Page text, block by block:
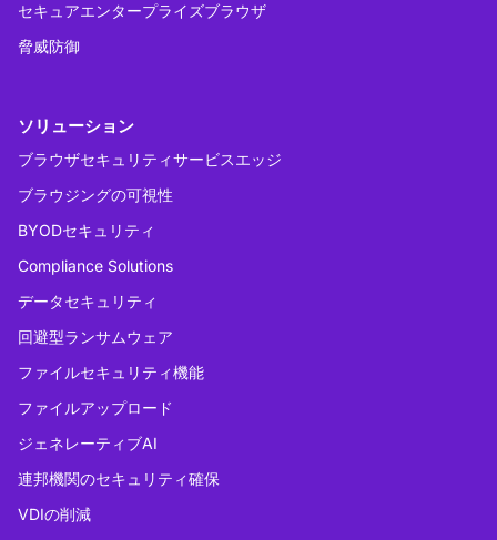
セキュアエンタープライズブラウザ
脅威防御
ソリューション
ブラウザセキュリティサービスエッジ
ブラウジングの可視性
BYODセキュリティ
Compliance Solutions
データセキュリティ
回避型ランサムウェア
ファイルセキュリティ機能
ファイルアップロード
ジェネレーティブAI
連邦機関のセキュリティ確保
VDIの削減